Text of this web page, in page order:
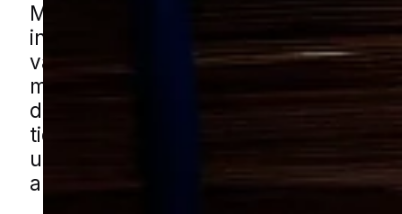
Mår kan skabe store gener, når de
ind i bygninger og små lukkede rum.
vælger ofte steder, hvor der er ro,
mulighed for at bevæge sig
derfor kan problemerne være svære
tidligt. Mange reagerer først, når der
uro, lugt eller tydelige spor i loft, skur
andre mindre bygninger omkring